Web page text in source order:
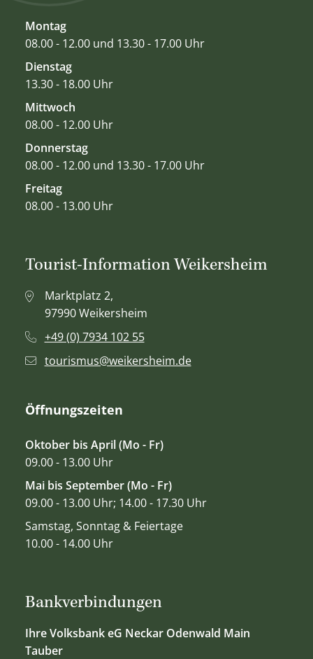
Montag
08.00 - 12.00 und 13.30 - 17.00 Uhr
Dienstag
13.30 - 18.00 Uhr
Mittwoch
08.00 - 12.00 Uhr
Donnerstag
08.00 - 12.00 und 13.30 - 17.00 Uhr
Freitag
08.00 - 13.00 Uhr
Bankverbindungen
Ihre Volksbank eG Neckar Odenwald Main
Tauber
Tourist-Information Weikersheim
Marktplatz 2,
97990 Weikersheim
+49 (0) 7934 102 55
tourismus@weikersheim.de
Öffnungszeiten
Oktober bis April (Mo - Fr)
09.00 - 13.00 Uhr
Mai bis September (Mo - Fr)
09.00 - 13.00 Uhr; 14.00 - 17.30 Uhr
Samstag, Sonntag & Feiertage
10.00 - 14.00 Uhr